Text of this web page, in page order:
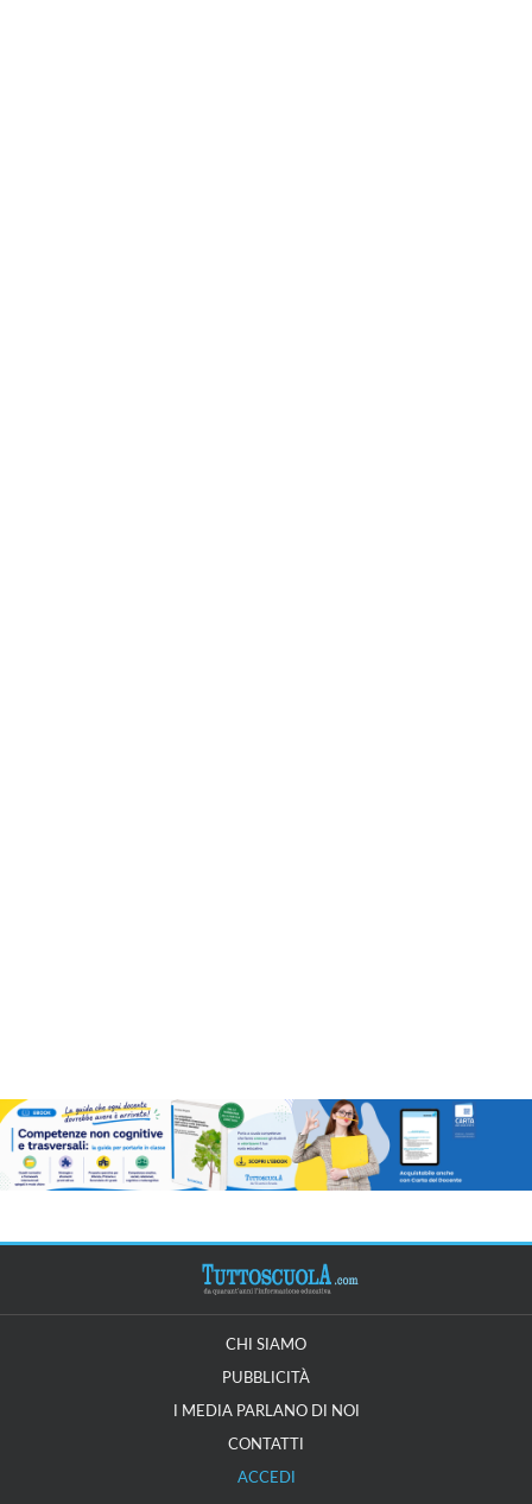
CHI SIAMO
PUBBLICITÀ
I MEDIA PARLANO DI NOI
CONTATTI
ACCEDI